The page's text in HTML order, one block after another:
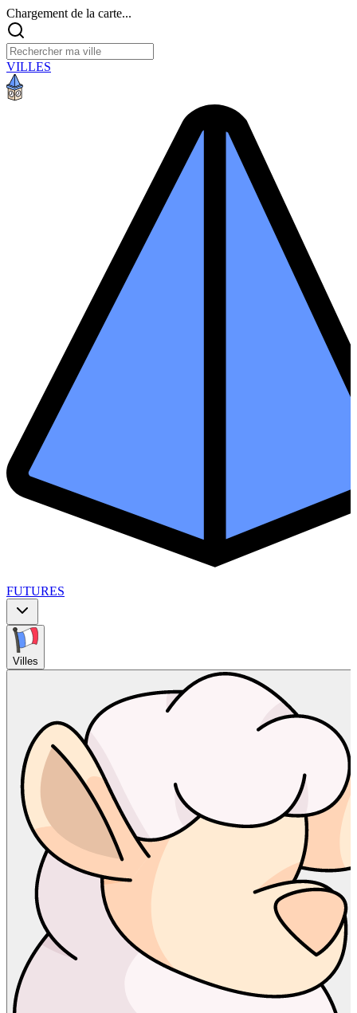
Chargement de la carte...
VILLES
FUTURES
Villes